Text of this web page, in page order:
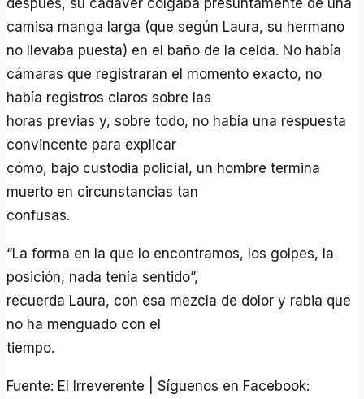
después, su cadáver colgaba presuntamente de una
camisa manga larga (que según Laura, su hermano
no llevaba puesta) en el baño de la celda. No había
cámaras que registraran el momento exacto, no
había registros claros sobre las
horas previas y, sobre todo, no había una respuesta
convincente para explicar
cómo, bajo custodia policial, un hombre termina
muerto en circunstancias tan
confusas.
“La forma en la que lo encontramos, los golpes, la
posición, nada tenía sentido”,
recuerda Laura, con esa mezcla de dolor y rabia que
no ha menguado con el
tiempo.
Fuente: El Irreverente | Síguenos en Facebook: